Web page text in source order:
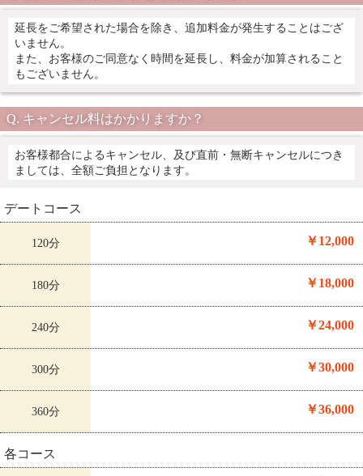
延長をご希望された場合を除き、追加料金が発生することはござ
いません。
また、お客様のご同意なく時間を延長し、料金が加算されること
もございません。
キャンセル料はかかりますか？
お客様都合によるキャンセル、及び直前・無断キャンセルにつき
ましては、全額ご負担となります。
デートコース
120分 ￥12,000
180分 ￥18,000
240分 ￥24,000
300分 ￥30,000
360分 ￥36,000
各コース